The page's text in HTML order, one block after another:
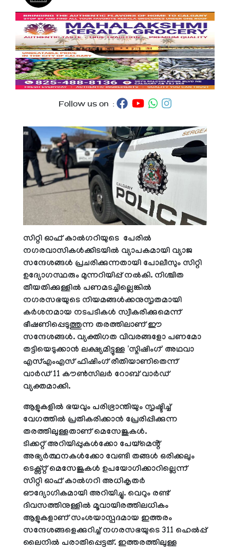
Follow us on :
സിറ്റി ഓഫ് കാൽഗറിയുടെ പേരിൽ
നഗരവാസികൾക്കിടയിൽ വ്യാപകമായി വ്യാജ
സന്ദേശങ്ങൾ പ്രചരിക്കുന്നതായി പോലീസും സിറ്റി
ഉദ്യോഗസ്ഥരും മുന്നറിയിപ്പ് നൽകി. നിശ്ചിത
തീയതിക്കുള്ളിൽ പണമടച്ചില്ലെങ്കിൽ
നഗരസഭയുടെ നിയമങ്ങൾക്കനുസൃതമായി
കർശനമായ നടപടികൾ സ്വീകരിക്കുമെന്ന്
ഭീഷണിപ്പെടുത്തുന്ന തരത്തിലാണ് ഈ
സന്ദേശങ്ങൾ. വ്യക്തിഗത വിവരങ്ങളോ പണമോ
തട്ടിയെടുക്കാൻ ലക്ഷ്യമിട്ടുള്ള 'സ്മിഷിംഗ്' അഥവാ
എസ്എംഎസ് ഫിഷിംഗ് രീതിയാണിതെന്ന്
വാർഡ് 11 കൗൺസിലർ റോബ് വാർഡ്
വ്യക്തമാക്കി.
ആളുകളിൽ ഭയവും പരിഭ്രാന്തിയും സൃഷ്ടിച്ച്
വേഗത്തിൽ പ്രതികരിക്കാൻ പ്രേരിപ്പിക്കുന്ന
തരത്തിലുള്ളതാണ് മെസേജുകൾ.
ടിക്കറ്റ് അറിയിപ്പുകൾക്കോ പേയ്‌മെൻ്റ്
അഭ്യർത്ഥനകൾക്കോ വേണ്ടി തങ്ങൾ ഒരിക്കലും
ടെക്സ്റ്റ് മെസേജുകൾ ഉപയോഗിക്കാറില്ലെന്ന്
സിറ്റി ഓഫ് കാൽഗറി അധികൃതർ
ഔദ്യോഗികമായി അറിയിച്ചു. വെറും രണ്ട്
ദിവസത്തിനുള്ളിൽ മൂവായിരത്തിലധികം
ആളുകളാണ് സംശയാസ്പദമായ ഇത്തരം
സന്ദേശങ്ങളെക്കുറിച്ച് നഗരസഭയുടെ 311 ഹെൽപ്പ്
ലൈനിൽ പരാതിപ്പെട്ടത്. ഇത്തരത്തിലുള്ള